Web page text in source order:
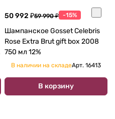
50 992 ₽59 990 ₽ -15%
Шампанское Gosset Celebris
Rose Extra Brut gift box 2008
750 мл 12%
В наличии на складеАрт. 16413
В корзину